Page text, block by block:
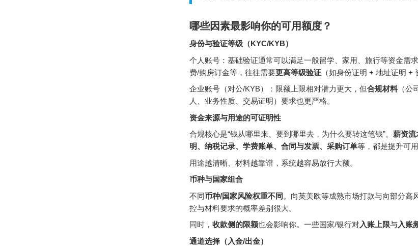
哪些因素最影响你的可用额度？
身份与验证等级（KYC/KYB）
个人账号：基础验证通常可以满足一般留学、家用、旅行等资金需
费/购房订金等，往往需要更高等级验证 （如身份证明 + 地址证明 +
企业账号（对公/KYB）：限额上限相对潜力更大，但合规材料 （
人、业务性质、交易证明）要求也更严格。
资金来源与用途的可证明性
合规核心是“钱从哪里来、要到哪里去，为什么要转这笔钱”。 薪资流
明、纳税记录、学费账单、合同与发票、采购订单等，都是提升可
用途越清晰、材料越靠谱，系统越容易放行大额。
币种与国家组合
不同币种/国家风险权重不同 。向英美欧等成熟市场打款与向部分高
控与材料要求的概率差别很大。
同时， 收款侧的限额也会影响你。一些国家/银行对入账上限与入账
通道选择（入金/出金）